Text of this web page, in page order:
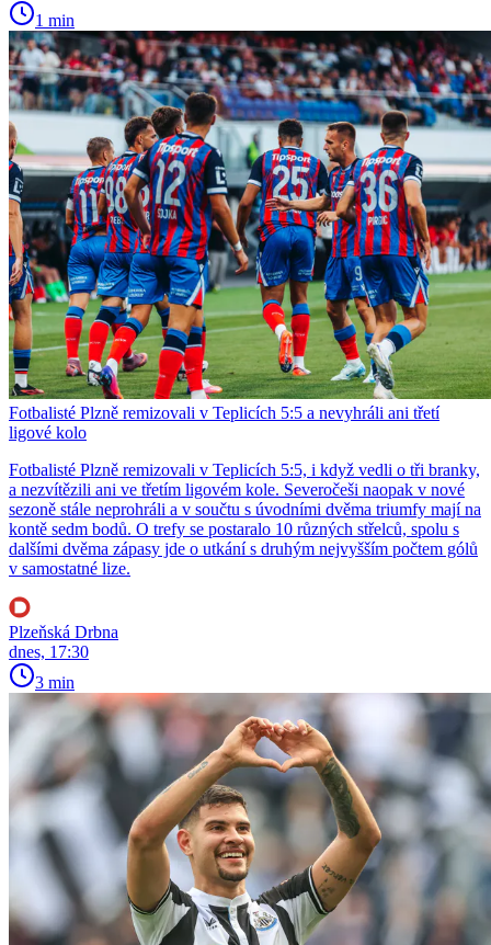
1 min
Fotbalisté Plzně remizovali v Teplicích 5:5 a nevyhráli ani třetí
ligové kolo
Fotbalisté Plzně remizovali v Teplicích 5:5, i když vedli o tři branky,
a nezvítězili ani ve třetím ligovém kole. Severočeši naopak v nové
sezoně stále neprohráli a v součtu s úvodními dvěma triumfy mají na
kontě sedm bodů. O trefy se postaralo 10 různých střelců, spolu s
dalšími dvěma zápasy jde o utkání s druhým nejvyšším počtem gólů
v samostatné lize.
Plzeňská Drbna
dnes, 17:30
3 min